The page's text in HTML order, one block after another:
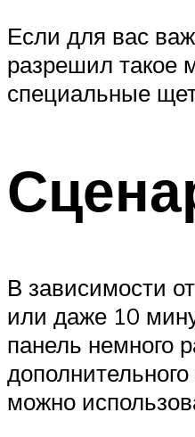
Если для вас
разрешил такое
специальные
В зависимости
или даже 10
панель немного
можно